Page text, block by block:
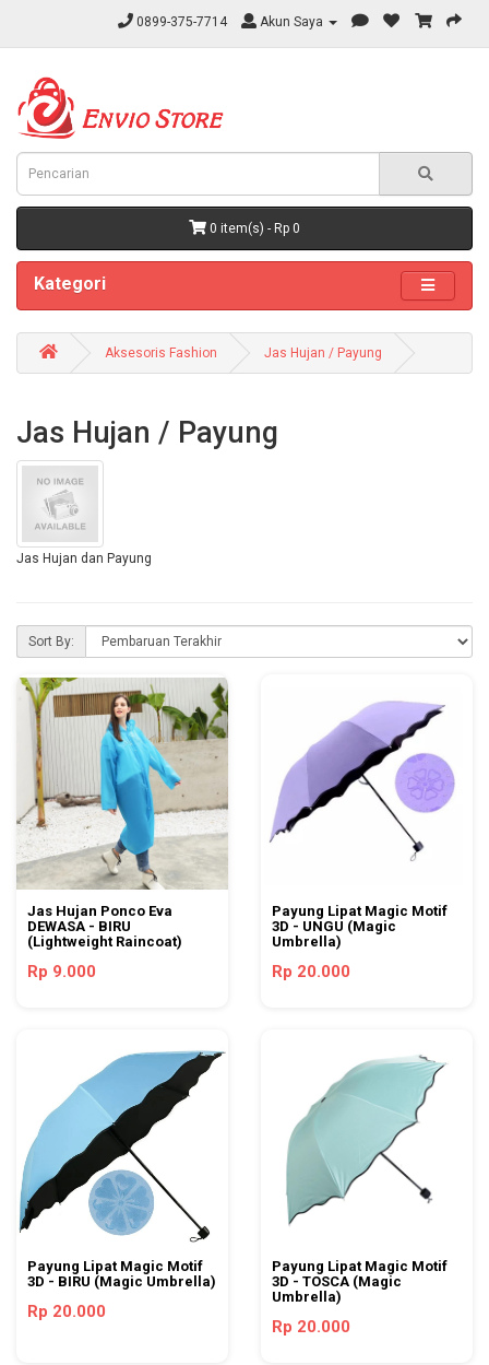
0899-375-7714 Akun Saya
0 item(s) - Rp 0
Kategori
Aksesoris Fashion Jas Hujan / Payung
Jas Hujan / Payung
Jas Hujan dan Payung
Sort By:
Jas Hujan Ponco Eva
DEWASA - BIRU
(Lightweight Raincoat)
Rp 9.000
Payung Lipat Magic Motif
3D - UNGU (Magic
Umbrella)
Rp 20.000
Payung Lipat Magic Motif
3D - BIRU (Magic Umbrella)
Rp 20.000
Payung Lipat Magic Motif
3D - TOSCA (Magic
Umbrella)
Rp 20.000